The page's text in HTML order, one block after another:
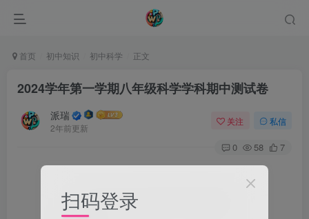
首页 初中知识 初中科学 正文
2024学年第一学期八年级科学学科期中测试卷
派瑞
2年前更新
关注 私信
0 58 7
扫码登录